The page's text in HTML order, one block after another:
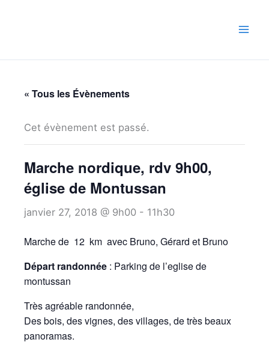
« Tous les Évènements
Cet évènement est passé.
Marche nordique, rdv 9h00,
église de Montussan
janvier 27, 2018 @ 9h00 - 11h30
Marche de 12 km avec Bruno, Gérard et Bruno
Départ randonnée : Parking de l’eglise de
montussan
Très agréable randonnée,
Des bois, des vignes, des villages, de très beaux
panoramas.